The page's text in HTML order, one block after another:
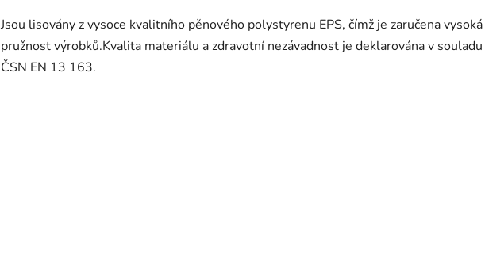
Jsou lisovány z vysoce kvalitního pěnového polystyrenu EPS, čímž je zaručena
pružnost výrobků.Kvalita materiálu a zdravotní nezávadnost je deklarována v
ČSN EN 13 163.